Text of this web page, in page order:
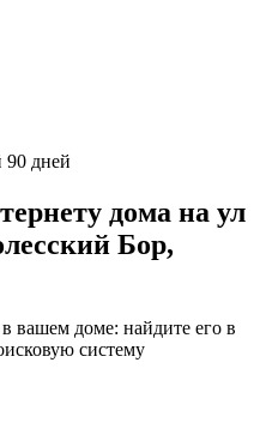
90 дней
дома на ул
Бор,
вашем доме: найдите его в
систему